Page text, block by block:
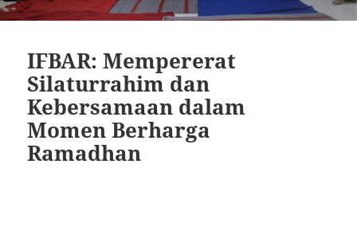
IFBAR: Mempererat
Silaturrahim dan
Kebersamaan dalam
Momen Berharga
Ramadhan